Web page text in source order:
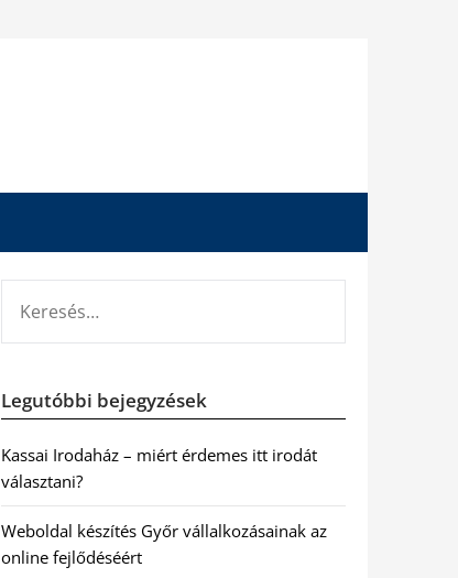
Legutóbbi bejegyzések
Kassai Irodaház – miért érdemes itt irodát
választani?
Weboldal készítés Győr vállalkozásainak az
online fejlődéséért